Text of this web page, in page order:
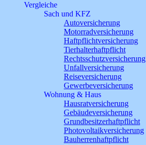
Vergleiche
Sach und KFZ
Autoversicherung
Motorradversicherung
Haftpflichtversicherung
Tierhalterhaftpflicht
Rechtsschutzversicherung
Unfallversicherung
Reiseversicherung
Gewerbeversicherung
Wohnung & Haus
Hausratversicherung
Gebäudeversicherung
Grundbesitzerhaftpflicht
Photovoltaikversicherung
Bauherrenhaftpflicht